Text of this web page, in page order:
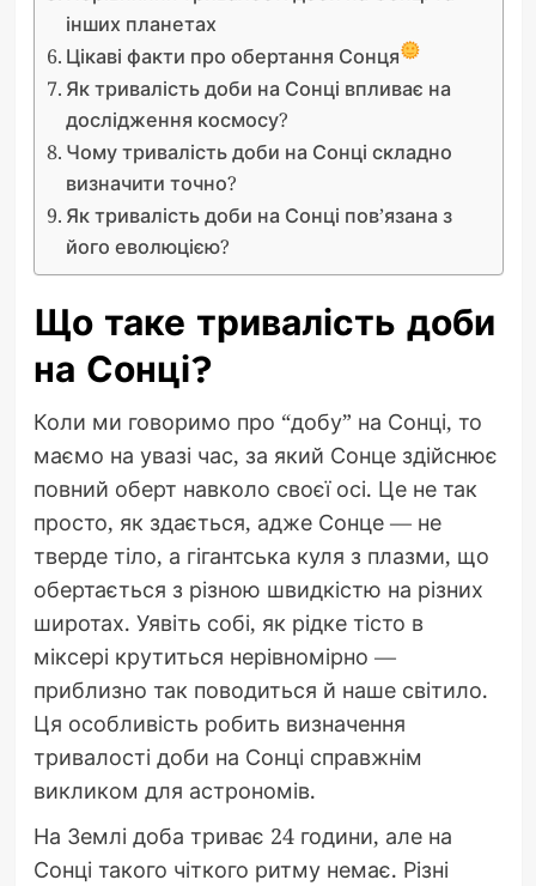
інших планетах
Цікаві факти про обертання Сонця
Як тривалість доби на Сонці впливає на
дослідження космосу?
Чому тривалість доби на Сонці складно
визначити точно?
Як тривалість доби на Сонці пов’язана з
його еволюцією?
Що таке тривалість доби
на Сонці?
Коли ми говоримо про “добу” на Сонці, то
маємо на увазі час, за який Сонце здійснює
повний оберт навколо своєї осі. Це не так
просто, як здається, адже Сонце — не
тверде тіло, а гігантська куля з плазми, що
обертається з різною швидкістю на різних
широтах. Уявіть собі, як рідке тісто в
міксері крутиться нерівномірно —
приблизно так поводиться й наше світило.
Ця особливість робить визначення
тривалості доби на Сонці справжнім
викликом для астрономів.
На Землі доба триває 24 години, але на
Сонці такого чіткого ритму немає. Різні